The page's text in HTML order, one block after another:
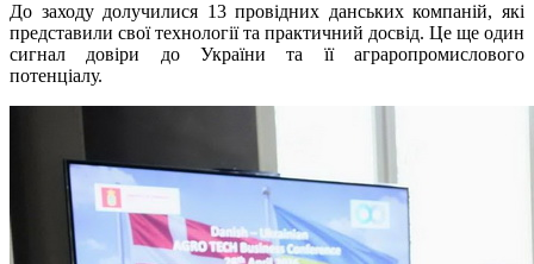
До заходу долучилися 13 провідних данських компаній, які
представили свої технології та практичний досвід. Це ще один
сигнал довіри до України та її аграропромислового
потенціалу.